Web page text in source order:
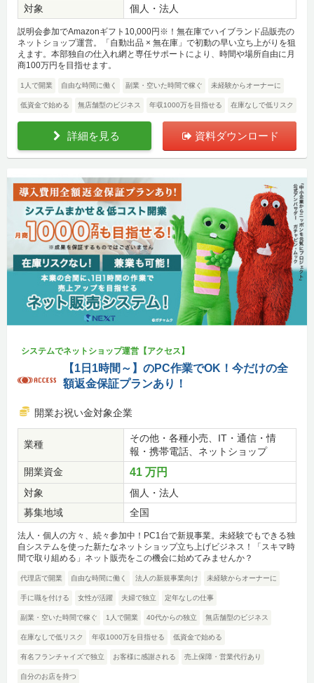
対象 個人・法人
説明会参加でAmazonギフト10,000円※！無在庫でハイブランド品販売の
ネットショップ運営。「自動出品 × 無在庫」で初動の早い立ち上がりを狙
えます。本部独自の仕入れ網と専任サポートにより、時間や場所自由に月
商100万円を目指せます。
1人で開業 自由な時間に働く 副業・空いた時間で稼ぐ 未経験からオーナーに
低資金で始める 無店舗型のビジネス 年収1000万を目指せる 在庫なしで低リスク
詳細を見る 資料ダウンロード
システムでネットショップ運営【アクセス】
【1日1時間～】のPC作業でOK！今だけの全
額返金保証プランあり！
開業お祝い金対象企業
業種
その他・各種小売、IT・通信・情
報・携帯電話、ネットショップ
開業資金
41 万円
対象
個人・法人
募集地域
全国
法人・個人の方々、続々参加中！PC1台で新規事業。未経験でもできる独
自システムを使った新たなネットショップ立ち上げビジネス！「スキマ時
間で取り組める」ネット販売をこの機会に始めてみませんか？
代理店で開業 自由な時間に働く 法人の新規事業向け 未経験からオーナーに
手に職を付ける 女性が活躍 夫婦で独立 定年なしの仕事
副業・空いた時間で稼ぐ 1人で開業 40代からの独立 無店舗型のビジネス
在庫なしで低リスク 年収1000万を目指せる 低資金で始める
有名フランチャイズで独立 お客様に感謝される 売上保障・営業代行あり
自分のお店を持つ